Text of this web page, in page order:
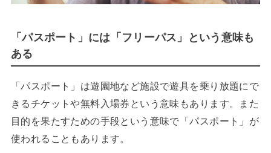
「パスポート」には「フリーパス」という意味も
ある
「パスポート」は遊園地など施設で遊具を乗り放題にで
きるチケットや無料入場券という意味もあります。また
目的を果たすための手段という意味で「パスポート」が
使われることもあります。